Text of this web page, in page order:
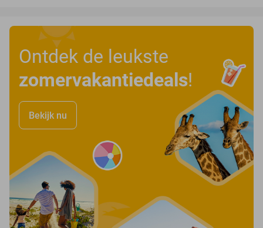
Ontdek de leukste
zomervakantiedeals!
Bekijk nu